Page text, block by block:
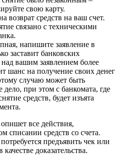
свою карту.
возврат средств на ваш счет.
связано с техническими
напишите заявление в
заставит банковских
над вашим заявлением более
шанс на получение своих денег
случаю может быть
дело, при этом с банкомата, где
средств, будет изъята
все действия,
списании средств со счета.
предъявить чек или
доказательства.